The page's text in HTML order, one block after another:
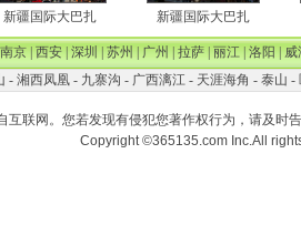
新疆国际大巴扎 新疆国际大巴扎
南京|西安|深圳|苏州|广州|拉萨|丽江|洛阳|威
- 湘西凤凰- 九寨沟 - 广西漓江- 天涯海角 - 泰山 -
互联网。您若发现有侵犯您著作权行为，请及时
Copyright ©365135.com Inc.All